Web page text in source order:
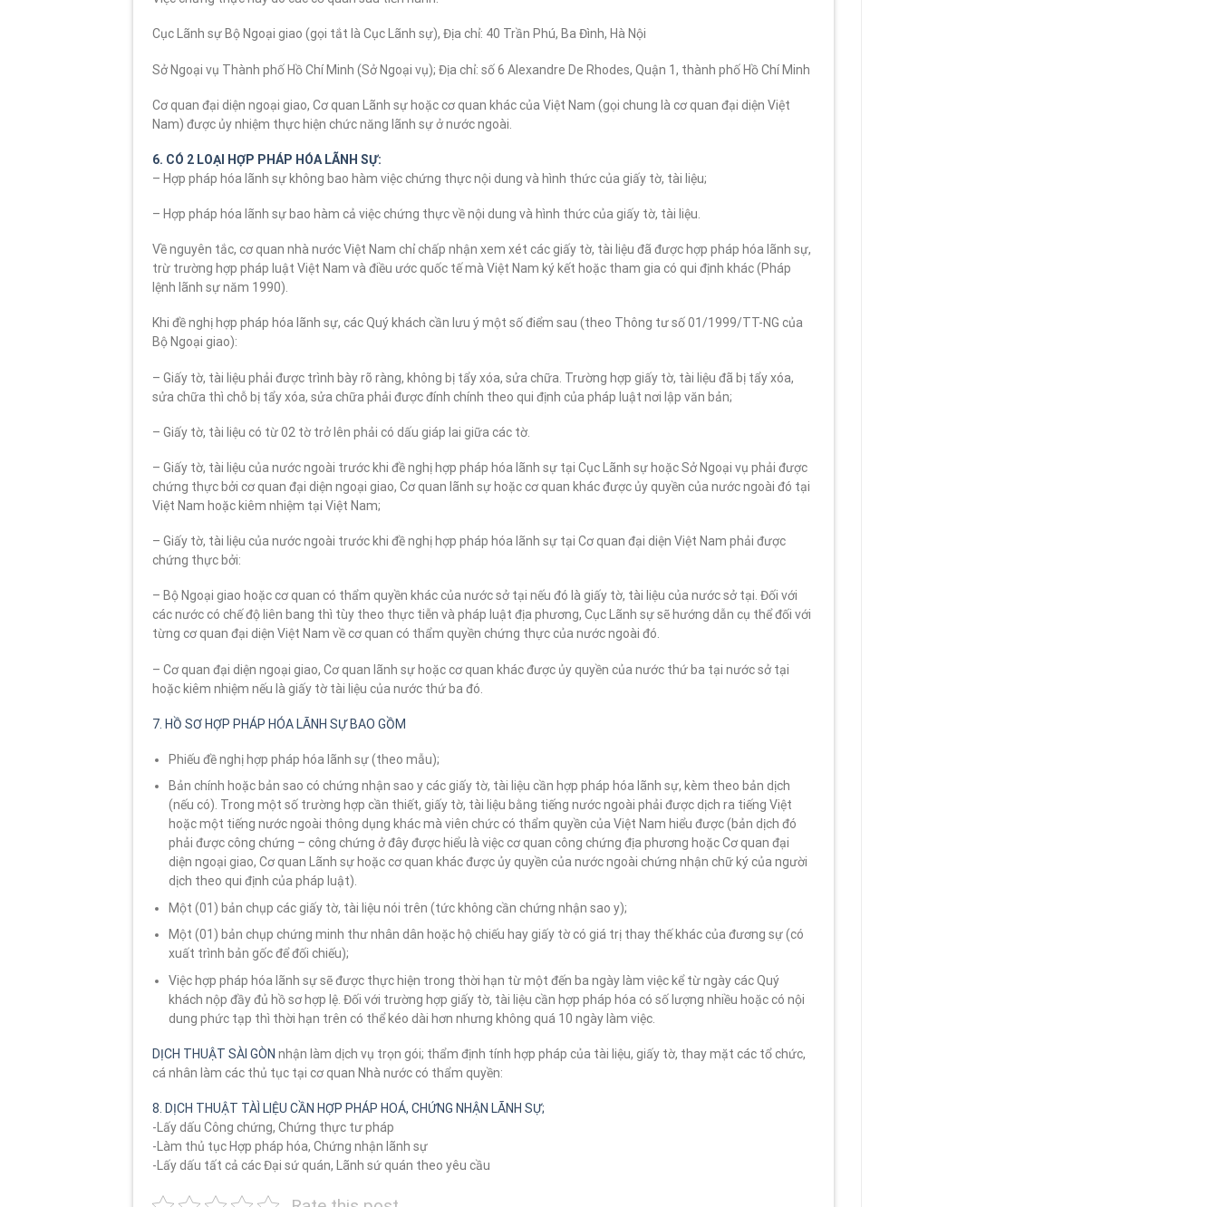
Cục Lãnh sự Bộ Ngoại giao (gọi tắt là Cục Lãnh sự), Địa chỉ: 40 Trần Phú, Ba Đình, Hà Nội
Sở Ngoại vụ Thành phố Hồ Chí Minh (Sở Ngoại vụ); Địa chỉ: số 6 Alexandre De Rhodes, Quận 1, thành phố Hồ Chí Minh
Cơ quan đại diện ngoại giao, Cơ quan Lãnh sự hoặc cơ quan khác của Việt Nam (gọi chung là cơ quan đại diện Việt
Nam) được ủy nhiệm thực hiện chức năng lãnh sự ở nước ngoài.
6. CÓ 2 LOẠI HỢP PHÁP HÓA LÃNH SỰ:
– Hợp pháp hóa lãnh sự không bao hàm việc chứng thực nội dung và hình thức của giấy tờ, tài liệu;
– Hợp pháp hóa lãnh sự bao hàm cả việc chứng thực về nội dung và hình thức của giấy tờ, tài liệu.
Về nguyên tắc, cơ quan nhà nước Việt Nam chỉ chấp nhận xem xét các giấy tờ, tài liệu đã được hợp pháp hóa lãnh sự,
trừ trường hợp pháp luật Việt Nam và điều ước quốc tế mà Việt Nam ký kết hoặc tham gia có qui định khác (Pháp
lệnh lãnh sự năm 1990).
Khi đề nghị hợp pháp hóa lãnh sự, các Quý khách cần lưu ý một số điểm sau (theo Thông tư số 01/1999/TT-NG của
Bộ Ngoại giao):
– Giấy tờ, tài liệu phải được trình bày rõ ràng, không bị tẩy xóa, sửa chữa. Trường hợp giấy tờ, tài liệu đã bị tẩy xóa,
sửa chữa thì chỗ bị tẩy xóa, sửa chữa phải được đính chính theo qui định của pháp luật nơi lập văn bản;
– Giấy tờ, tài liệu có từ 02 tờ trở lên phải có dấu giáp lai giữa các tờ.
– Giấy tờ, tài liệu của nước ngoài trước khi đề nghị hợp pháp hóa lãnh sự tại Cục Lãnh sự hoặc Sở Ngoại vụ phải được
chứng thực bởi cơ quan đại diện ngoại giao, Cơ quan lãnh sự hoặc cơ quan khác được ủy quyền của nước ngoài đó tại
Việt Nam hoặc kiêm nhiệm tại Việt Nam;
– Giấy tờ, tài liệu của nước ngoài trước khi đề nghị hợp pháp hóa lãnh sự tại Cơ quan đại diện Việt Nam phải được
chứng thực bởi:
– Bộ Ngoại giao hoặc cơ quan có thẩm quyền khác của nước sở tại nếu đó là giấy tờ, tài liệu của nước sở tại. Đối với
các nước có chế độ liên bang thì tùy theo thực tiễn và pháp luật địa phương, Cục Lãnh sự sẽ hướng dẫn cụ thể đối với
từng cơ quan đại diện Việt Nam về cơ quan có thẩm quyền chứng thực của nước ngoài đó.
– Cơ quan đại diện ngoại giao, Cơ quan lãnh sự hoặc cơ quan khác được ủy quyền của nước thứ ba tại nước sở tại
hoặc kiêm nhiệm nếu là giấy tờ tài liệu của nước thứ ba đó.
7. HỒ SƠ HỢP PHÁP HÓA LÃNH SỰ BAO GỒM
Phiếu đề nghị hợp pháp hóa lãnh sự (theo mẫu);
Bản chính hoặc bản sao có chứng nhận sao y các giấy tờ, tài liệu cần hợp pháp hóa lãnh sự, kèm theo bản dịch
(nếu có). Trong một số trường hợp cần thiết, giấy tờ, tài liệu bằng tiếng nước ngoài phải được dịch ra tiếng Việt
hoặc một tiếng nước ngoài thông dụng khác mà viên chức có thẩm quyền của Việt Nam hiểu được (bản dịch đó
phải được công chứng – công chứng ở đây được hiểu là việc cơ quan công chứng địa phương hoặc Cơ quan đại
diện ngoại giao, Cơ quan Lãnh sự hoặc cơ quan khác được ủy quyền của nước ngoài chứng nhận chữ ký của người
dịch theo qui định của pháp luật).
Một (01) bản chụp các giấy tờ, tài liệu nói trên (tức không cần chứng nhận sao y);
Một (01) bản chụp chứng minh thư nhân dân hoặc hộ chiếu hay giấy tờ có giá trị thay thế khác của đương sự (có
xuất trình bản gốc để đối chiếu);
Việc hợp pháp hóa lãnh sự sẽ được thực hiện trong thời hạn từ một đến ba ngày làm việc kể từ ngày các Quý
khách nộp đầy đủ hồ sơ hợp lệ. Đối với trường hợp giấy tờ, tài liệu cần hợp pháp hóa có số lượng nhiều hoặc có nội
dung phức tạp thì thời hạn trên có thể kéo dài hơn nhưng không quá 10 ngày làm việc.
DỊCH THUẬT SÀI GÒN nhận làm dịch vụ trọn gói; thẩm định tính hợp pháp của tài liệu, giấy tờ, thay mặt các tổ chức,
cá nhân làm các thủ tục tại cơ quan Nhà nước có thẩm quyền:
8. DỊCH THUẬT TÀÌ LIỆU CẦN HỢP PHÁP HOÁ, CHỨNG NHẬN LÃNH SỰ;
-Lấy dấu Công chứng, Chứng thực tư pháp
-Làm thủ tục Hợp pháp hóa, Chứng nhận lãnh sự
-Lấy dấu tất cả các Đại sứ quán, Lãnh sứ quán theo yêu cầu